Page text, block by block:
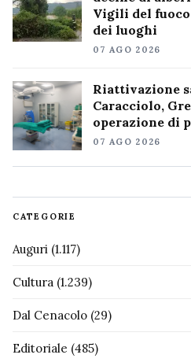
Vigili del
dei luoghi
07 AGO 2026
Riattivazione
Caracciolo,
operazione di
07 AGO 2026
CATEGORIE
Auguri (1.117)
Cultura (1.239)
Dal Cenacolo (29)
Editoriale (485)